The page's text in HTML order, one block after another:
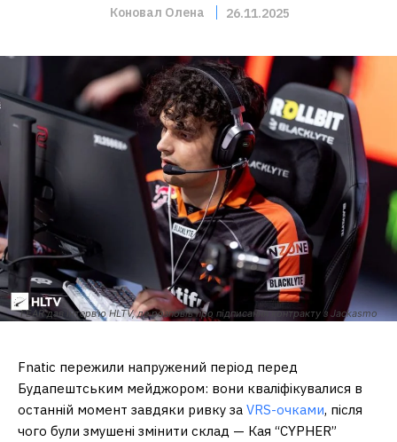
Коновал Олена 26.11.2025
FEAR дав інтерв'ю HLTV, де розповів про підписання контракту з Jackasmo
Fnatic пережили напружений період перед
Будапештським мейджором: вони кваліфікувалися в
останній момент завдяки ривку за VRS-очками, після
чого були змушені змінити склад — Кая “CYPHER”